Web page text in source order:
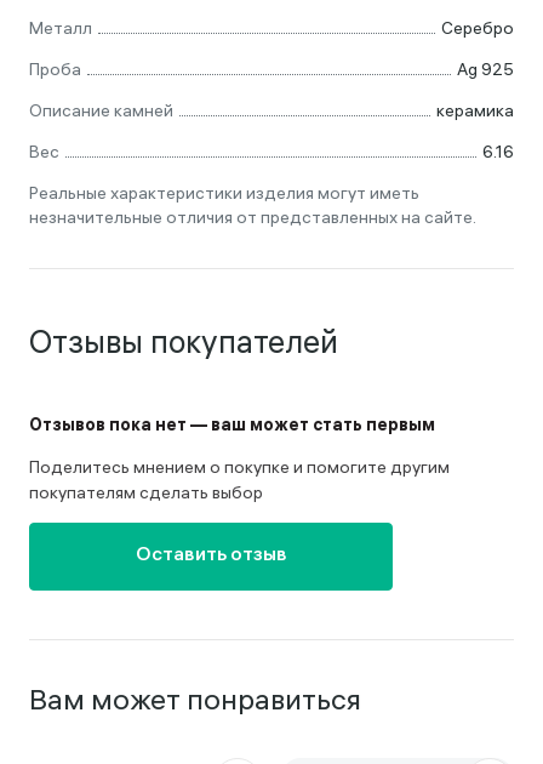
Металл
Серебро
Проба
Ag 925
Описание камней
керамика
Вес
6.16
Реальные характеристики изделия могут иметь
незначительные отличия от представленных на сайте.
Отзывы покупателей
Отзывов пока нет — ваш может стать первым
Поделитесь мнением о покупке и помогите другим
покупателям сделать выбор
Оставить отзыв
Вам может понравиться